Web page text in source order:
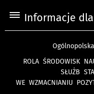
Informacje
ROLA ŚRODOWISK
SŁUŻB
WE WZMACNIANIU